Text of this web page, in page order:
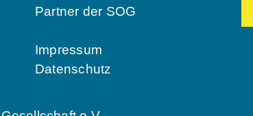
Partner der SOG
Impressum
Datenschutz